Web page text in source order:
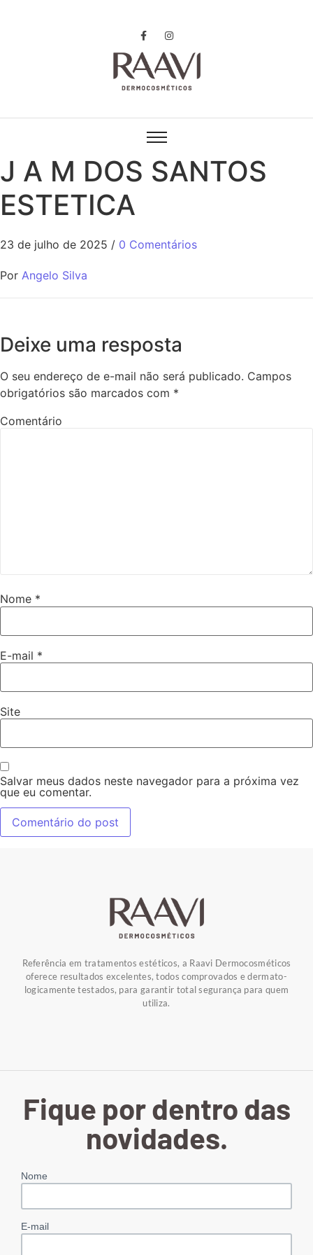
J A M DOS SANTOS
ESTETICA
23 de julho de 2025 / 0 Comentários
Por Angelo Silva
Deixe uma resposta
O seu endereço de e-mail não será publicado. Campos
obrigatórios são marcados com *
Comentário
Nome *
E-mail *
Site
Salvar meus dados neste navegador para a próxima vez
que eu comentar.
Referência em tratamentos estéticos, a Raavi Dermocosméticos
oferece resultados excelentes, todos comprovados e dermato-
logicamente testados, para garantir total segurança para quem
utiliza.
Fique por dentro das
novidades.
Nome
E-mail